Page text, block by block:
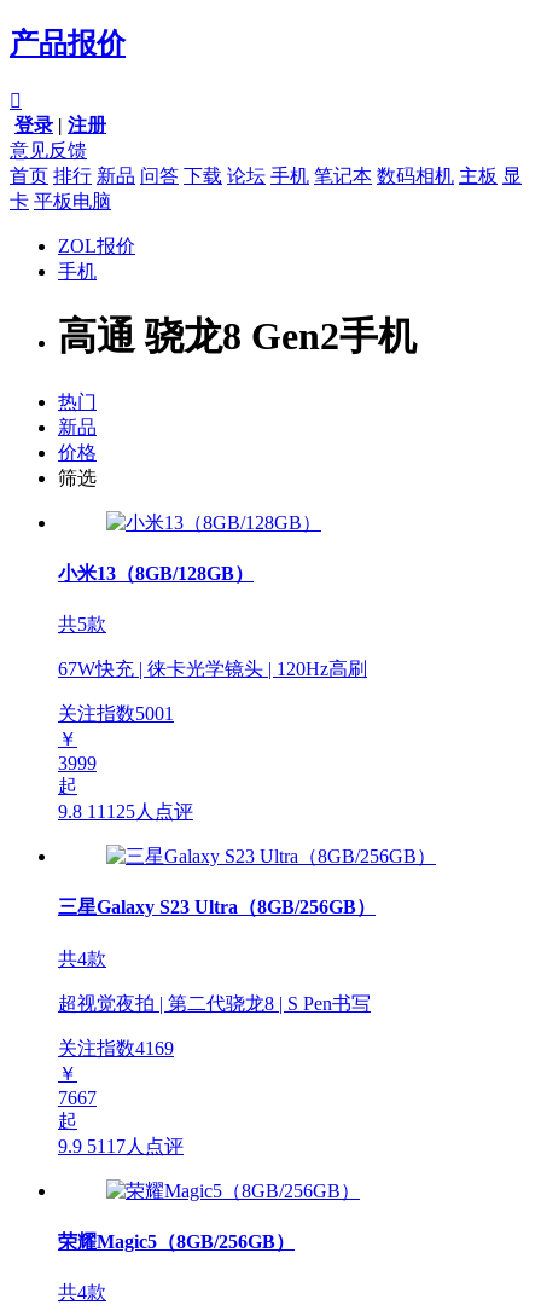
产品报价

登录 | 注册
意见反馈
首页 排行 新品 问答 下载 论坛 手机 笔记本 数码相机 主板 显
卡 平板电脑
ZOL报价
手机
高通 骁龙8 Gen2手机
热门
新品
价格
筛选
小米13（8GB/128GB）
共5款
67W快充 | 徕卡光学镜头 | 120Hz高刷
关注指数5001
￥
3999
起
9.8 11125人点评
三星Galaxy S23 Ultra（8GB/256GB）
共4款
超视觉夜拍 | 第二代骁龙8 | S Pen书写
关注指数4169
￥
7667
起
9.9 5117人点评
荣耀Magic5（8GB/256GB）
共4款